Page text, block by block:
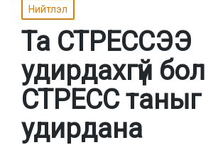
Posted
in
Нийтлэл
Та СТРЕССЭЭ
удирдахгүй бол
СТРЕСС таныг
удирдана